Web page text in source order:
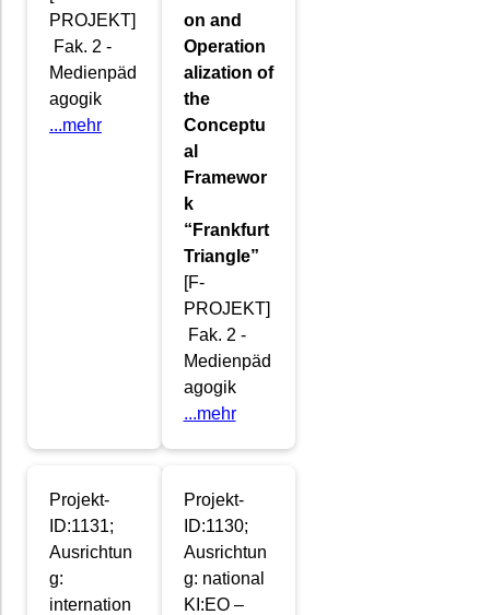
PROJEKT]
Fak. 2 -
Medienpäd
agogik
...mehr
on and
Operation
alization of
the
Conceptu
al
Framewor
k
“Frankfurt
Triangle”
[F-
PROJEKT]
Fak. 2 -
Medienpäd
agogik
...mehr
Projekt-
ID:1131;
Ausrichtun
g:
internation
Projekt-
ID:1130;
Ausrichtun
g: national
KI:EO –